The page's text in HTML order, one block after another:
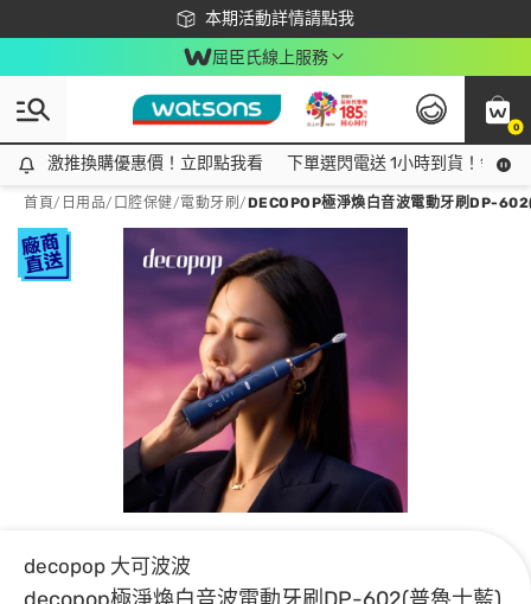
本期活動詳情請點我
下載app最高回饋$350
屈臣氏線上服務
0
激推換購優惠價！立即點我看
激推換購優惠價！立即點我看 下單選閃電送 1小時到貨！領神
首頁/ 日用品/ 口腔保健/電動牙刷 /DECOPOP極淨煥白音波電動牙刷DP-
decopop 大可波波